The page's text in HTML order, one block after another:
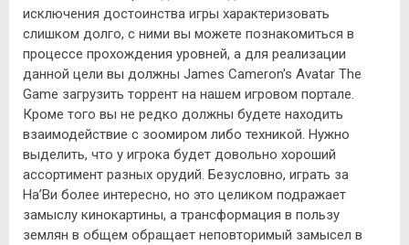
исключения достоинства игры характеризовать
слишком долго, с ними вы можете познакомиться в
процессе прохождения уровней, а для реализации
данной цели вы должны James Cameron's Avatar The
Game загрузить торрент на нашем игровом портале.
Кроме того вы не редко должны будете находить
взаимодействие с зоомиром либо техникой. Нужно
выделить, что у игрока будет довольно хороший
ассортимент разных орудий. Безусловно, играть за
На’Ви более интересно, но это целиком подражает
замыслу кинокартины, а трансформация в пользу
землян в общем обращает неповторимый замысел в